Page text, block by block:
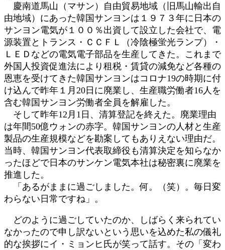
慶南道馬山（マサン）自由貿易地域（旧馬山輸出自
由地域）にあった韓国サンヨンは１９７３年に日本の
サンヨン電気が１００％出資して設立した会社で、電
源装置とトランス・ＣＣＦＬ（冷陰極蛍光ランプ）・
ＬＥＤなどの電気電子部品を生産してきた。これまで
外国人投資促進法により租税・賃貸の減免など各種の
恩恵を受けてきた韓国サンヨンはコロナ19の時期に付
け込んで昨年１月20日に廃業し、生産職労働者16人を
含む韓国サンヨン労働者全員を解雇した。
そして昨年12月1日、清算登記を終えた。廃業理由
は年間50億ウォンの赤字。韓国サンヨンの人材と生産
製品の生産規模などを勘案してもありえない理由だ。
当時、韓国サンヨン代表取締役も清算決定を知らなか
ったほどで日本のサンケン電気本社は秘密裏に廃業を
推進した。
「あるがままに過ごしました。何。（笑）。毎日変
わらない日常ですね」。
どのように過ごしていたのか、しばらく来られてい
なかったので申し訳ないという思いを込めた私の儀礼
的な挨拶にイ・ミョンヒ氏が笑って話す。その「変わ